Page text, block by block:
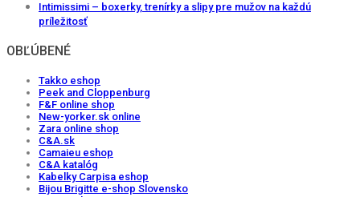
Intimissimi – boxerky, trenírky a slipy pre mužov na každú
príležitosť
OBĽÚBENÉ
Takko eshop
Peek and Cloppenburg
F&F online shop
New-yorker.sk online
Zara online shop
C&A.sk
Camaieu eshop
C&A katalóg
Kabelky Carpisa eshop
Bijou Brigitte e-shop Slovensko